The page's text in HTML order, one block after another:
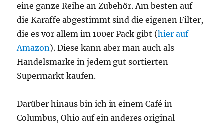
eine ganze Reihe an Zubehör. Am besten auf
die Karaffe abgestimmt sind die eigenen Filter,
die es vor allem im 100er Pack gibt (hier auf
Amazon). Diese kann aber man auch als
Handelsmarke in jedem gut sortierten
Supermarkt kaufen.
Darüber hinaus bin ich in einem Café in
Columbus, Ohio auf ein anderes original